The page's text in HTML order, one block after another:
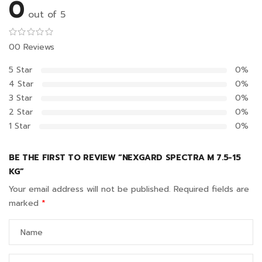
0 out of 5
00 Reviews
5 Star
0%
4 Star
0%
3 Star
0%
2 Star
0%
1 Star
0%
BE THE FIRST TO REVIEW “NEXGARD SPECTRA M 7.5-15
KG”
Your email address will not be published. Required fields are
marked *